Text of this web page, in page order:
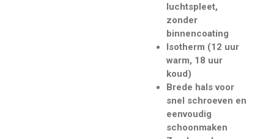
luchtspleet,
zonder
binnencoating
Isotherm (12 uur
warm, 18 uur
koud)
Brede hals voor
snel schroeven en
eenvoudig
schoonmaken